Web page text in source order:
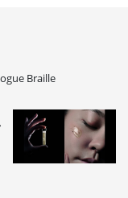
Braille